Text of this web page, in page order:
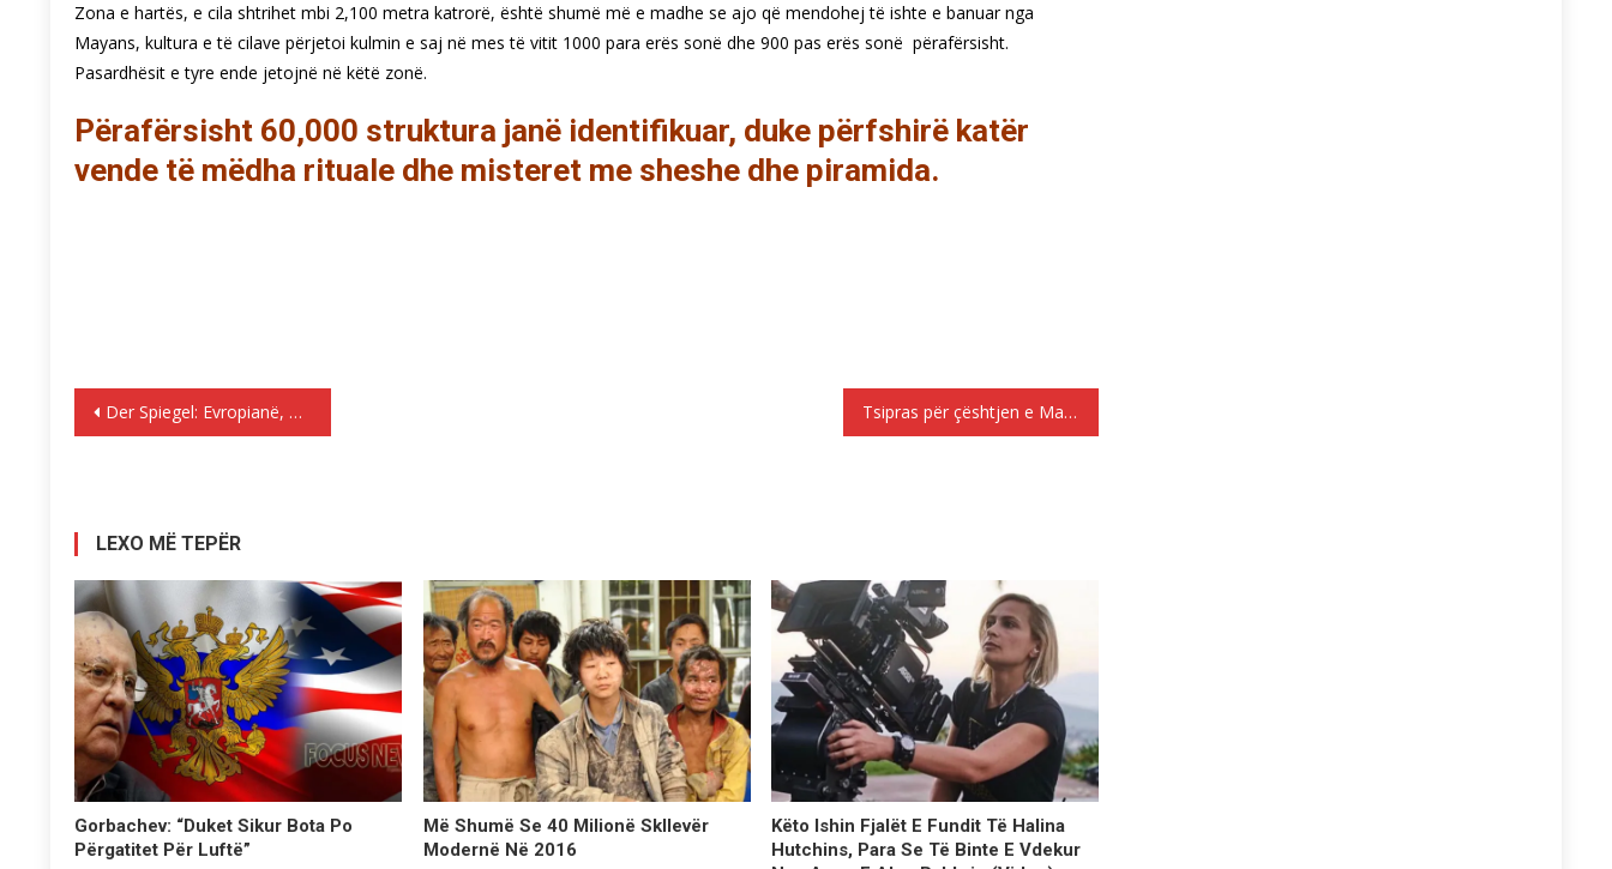
Zona e hartës, e cila shtrihet mbi 2,100 metra katrorë, është shumë më e madhe se ajo që mendohej të ishte e banuar nga
Mayans, kultura e të cilave përjetoi kulmin e saj në mes të vitit 1000 para erës sonë dhe 900 pas erës sonë përafërsisht.
Pasardhësit e tyre ende jetojnë në këtë zonë.
Përafërsisht 60,000 struktura janë identifikuar, duke përfshirë katër
vende të mëdha rituale dhe misteret me sheshe dhe piramida.
Lëvizje
Der Spiegel: Evropianë, pini ujë më shumë nga çezma Tsipras për çështjen e Maqedonise: Unë kam një përgjegjësi ndaj vendit
LEXO MË TEPËR
Gorbachev: “Duket Sikur Bota Po
Përgatitet Për Luftë”
Më Shumë Se 40 Milionë Skllevër
Modernë Në 2016
Këto Ishin Fjalët E Fundit Të Halina
Hutchins, Para Se Të Binte E Vdekur